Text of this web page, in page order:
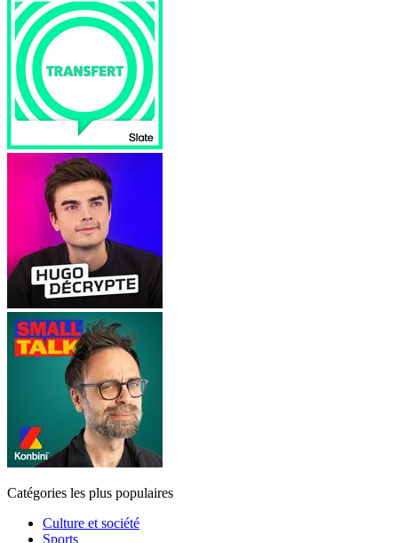
Catégories les plus populaires
Culture et société
Sports